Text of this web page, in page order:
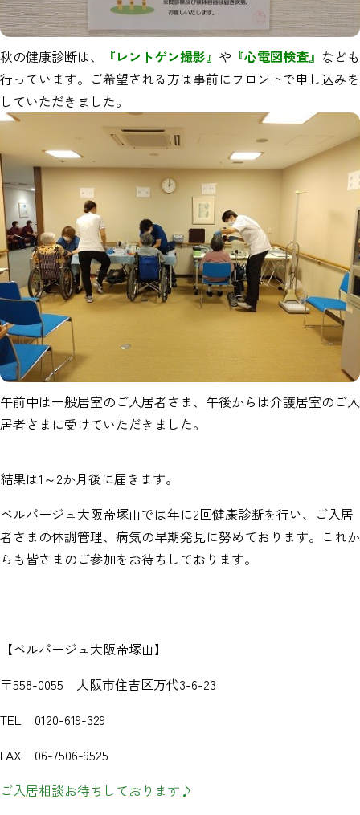
秋の健康診断は、 『レントゲン撮影』 や 『心電図検査』 なども
行っています。ご希望される方は事前にフロントで申し込みを
していただきました。
午前中は一般居室のご入居者さま、午後からは介護居室のご入
居者さまに受けていただきました。
結果は1～2か月後に届きます。
ベルパージュ大阪帝塚山では年に2回健康診断を行い、ご入居
者さまの体調管理、病気の早期発見に努めております。これか
らも皆さまのご参加をお待ちしております。
【ベルパージュ大阪帝塚山】
〒558-0055 大阪市住吉区万代3-6-23
TEL 0120-619-329
FAX 06-7506-9525
ご入居相談お待ちしております♪